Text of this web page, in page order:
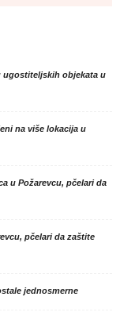
ugostiteljskih objekata u
na više lokacija u
u Požarevcu, pčelari da
pčelari da zaštite
jednosmerne